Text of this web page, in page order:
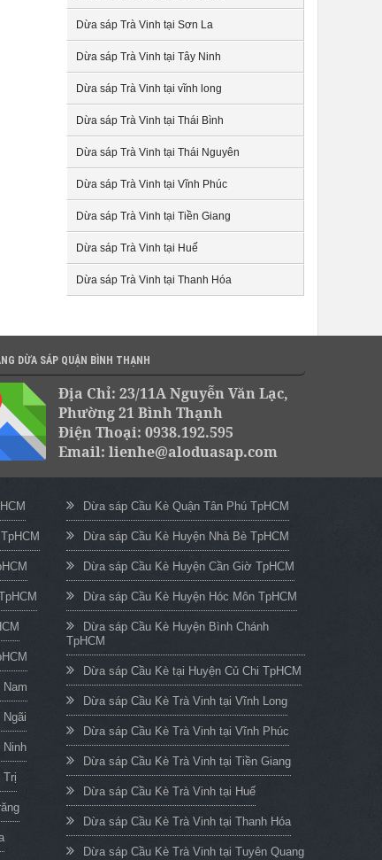
Dừa sáp Trà Vinh tại Sơn La
Dừa sáp Trà Vinh tại Tây Ninh
Dừa sáp Trà Vinh tại vĩnh long
Dừa sáp Trà Vinh tại Thái Bình
Dừa sáp Trà Vinh tại Thái Nguyên
Dừa sáp Trà Vinh tại Vĩnh Phúc
Dừa sáp Trà Vinh tại Tiền Giang
Dừa sáp Trà Vinh tại Huế
Dừa sáp Trà Vinh tại Thanh Hóa
DỪA SÁP QUẬN BÌNH THẠNH
Địa Chỉ: 23/11A Nguyễn Văn Lạc,
Phường 21 Bình Thạnh
Điện Thoại: 0938.192.595
Email: lienhe@aloduasap.com
Ninh
Trị
Dừa sáp Cầu Kè Quận Tân Phú TpHCM
Dừa sáp Cầu Kè Huyện Nhà Bè TpHCM
Dừa sáp Cầu Kè Huyện Cần Giờ TpHCM
Dừa sáp Cầu Kè Huyện Hóc Môn TpHCM
Dừa sáp Cầu Kè Huyện Bình Chánh
TpHCM
Dừa sáp Cầu Kè tại Huyện Củ Chi TpHCM
Dừa sáp Cầu Kè Trà Vinh tại Vĩnh Long
Dừa sáp Cầu Kè Trà Vinh tại Vĩnh Phúc
Dừa sáp Cầu Kè Trà Vinh tại Tiền Giang
Dừa sáp Cầu Kè Trà Vinh tại Huế
Dừa sáp Cầu Kè Trà Vinh tại Thanh Hóa
Dừa sáp Cầu Kè Trà Vinh tại Tuyên Quang